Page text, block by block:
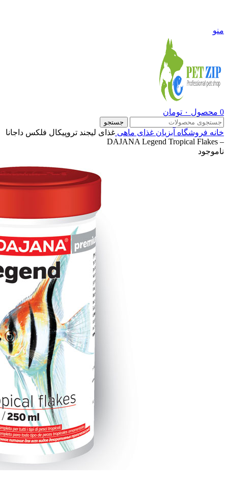
منو
0 محصول ۰ تومان
جستجو
خانه فروشگاه آبزیان غذای ماهی غذای لیجند تروپیکال فلکس داجانا
– DAJANA Legend Tropical Flakes
ناموجود